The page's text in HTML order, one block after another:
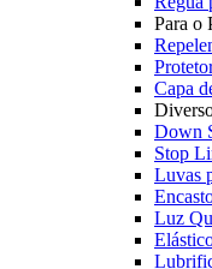
Para o
Capa
Down
Stop
Luvas
Luz